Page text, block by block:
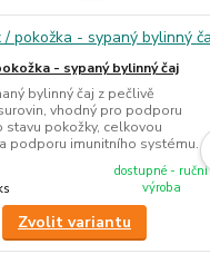
- sypaný bylinný čaj
bylinný čaj z pečlivě
vhodný pro podporu
stavu pokožky, celkovou
podporu imunitního systému.
dostupné - ruční
výroba
Zvolit variantu